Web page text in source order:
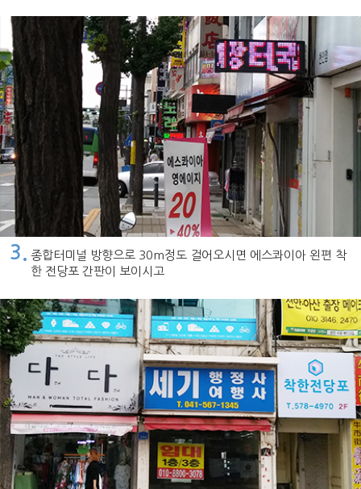
3.
종합터미널 방향으로 30m정도 걸어오시면 에스콰이아 왼편 착
한 전당포 간판이 보이시고